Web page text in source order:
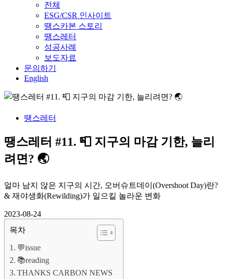
전체
ESG/CSR 인사이트
땡스카본 스토리
땡스레터
성공사례
보도자료
문의하기
English
땡스레터
땡스레터 #11. 📮 지구의 마감 기한, 늘리
려면? 🌏
얼마 남지 않은 지구의 시간, 오버슈트데이(Overshoot Day)란?
& 재야생화(Rewilding)가 일으킬 놀라운 변화
2023-08-24
목차
💬issue
📚reading
THANKS CARBON NEWS